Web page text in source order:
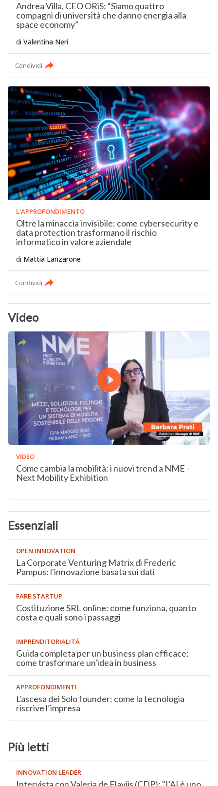
Andrea Villa, CEO ORiS: “Siamo quattro
compagni di università che danno energia alla
space economy”
di Valentina Neri
Condividi
L'APPROFONDIMENTO
Oltre la minaccia invisibile: come cybersecurity e
data protection trasformano il rischio
informatico in valore aziendale
di Mattia Lanzarone
Condividi
Video
VIDEO
Come cambia la mobilità: i nuovi trend a NME -
Next Mobility Exhibition
Essenziali
OPEN INNOVATION
La Corporate Venturing Matrix di Frederic
Pampus: l'innovazione basata sui dati
FARE STARTUP
Costituzione SRL online: come funziona, quanto
costa e quali sono i passaggi
IMPRENDITORIALITÀ
Guida completa per un business plan efficace:
come trasformare un'idea in business
APPROFONDIMENTI
L'ascesa dei Solo founder: come la tecnologia
riscrive l’impresa
Più letti
INNOVATION LEADER